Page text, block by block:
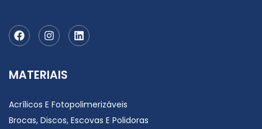
MATERIAIS
Acrílicos E Fotopolimerizáveis
Brocas, Discos, Escovas E Polidoras